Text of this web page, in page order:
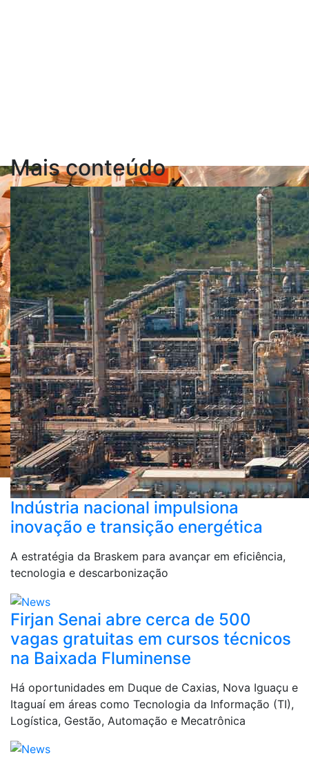
Mais conteúdo
Indústria nacional impulsiona
inovação e transição energética
A estratégia da Braskem para avançar em eficiência,
Firjan Senai abre cerca de 500
vagas gratuitas em cursos técnicos
na Baixada Fluminense
Há oportunidades em Duque de Caxias, Nova Iguaçu e
Itaguaí em áreas como Tecnologia da Informação (TI),